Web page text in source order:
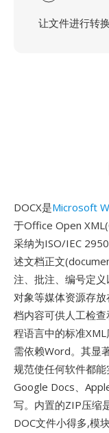
让文件进行转
DOCX是Microsoft
于Office Open
采纳为ISO/IEC
述文档正文
注、批注、编号定
对象等媒体资源存
档内容可供人工检
程语言中的标准
需依赖Word。其显
规范使任何软件都能
Google Docs、
写。内置的ZIP压缩
DOC文件小得多,模